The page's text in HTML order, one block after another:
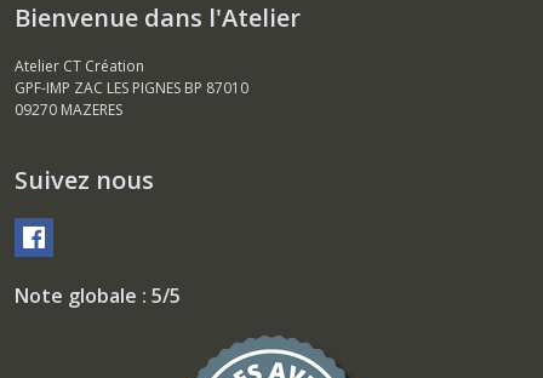
Bienvenue dans l'Atelier
Atelier CT Création
GPF-IMP ZAC LES PIGNES BP 87010
09270 MAZERES
Suivez nous
Note globale : 5/5